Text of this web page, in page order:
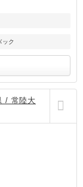
ク
/ 常陸大